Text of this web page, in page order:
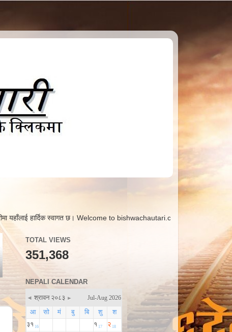
स्वागत छ। Welcome to bishwachautari.com. Here you will get all
TOTAL VIEWS
351,368
NEPALI CALENDAR